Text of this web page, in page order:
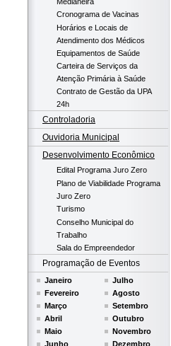
Cronograma de Vacinas
Horários e Locais de
Atendimento dos Médicos
Equipamentos de Saúde
Carteira de Serviços da
Atenção Primária à Saúde
Contrato de Gestão da UPA
24h
Controladoria
Ouvidoria Municipal
Desenvolvimento Econômico
Edital Programa Juro Zero
Plano de Viabilidade Programa
Juro Zero
Turismo
Conselho Municipal do
Trabalho
Sala do Empreendedor
Programação de Eventos
Janeiro
Fevereiro
Março
Abril
Maio
Junho
Julho
Agosto
Setembro
Outubro
Novembro
Dezembro